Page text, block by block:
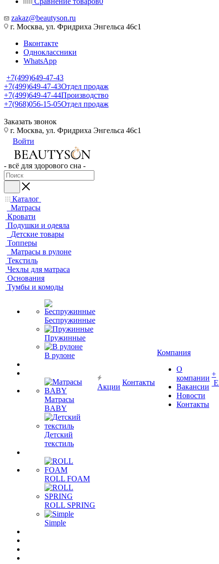
zakaz@beautyson.ru
г. Москва, ул. Фридриха Энгельса 46с1
Вконтакте
Одноклассники
WhatsApp
+7(499)649-47-43
+7(499)649-47-43Отдел продаж
+7(499)649-47-44Производство
+7(968)056-15-05Отдел продаж
Заказать звонок
г. Москва, ул. Фридриха Энгельса 46с1
Войти
- всё для здорового сна -
Каталог
Матрасы
Кровати
Подушки и одеяла
Детские товары
Топперы
Матрасы в рулоне
Текстиль
Чехлы для матраса
Основания
Тумбы и комоды
Беспружинные
Пружинные
В рулоне
Матрасы
BABY
Детский
текстиль
ROLL FOAM
ROLL SPRING
Simple
Акции
Контакты
Компания
О
компании
Вакансии
Новости
Контакты
+